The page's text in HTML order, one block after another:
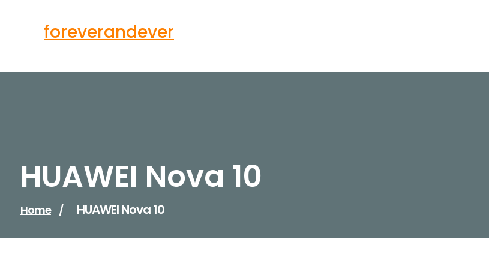
foreverandever
HUAWEI Nova 10
Home / HUAWEI Nova 10